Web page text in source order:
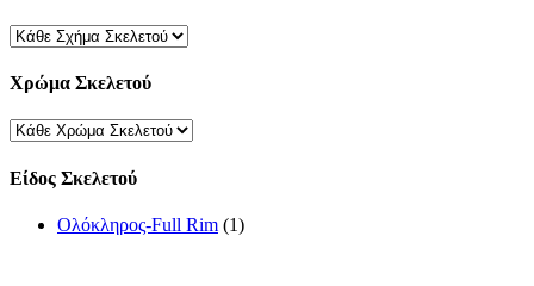
Χρώμα Σκελετού
Είδος Σκελετού
Ολόκληρος-Full Rim (1)